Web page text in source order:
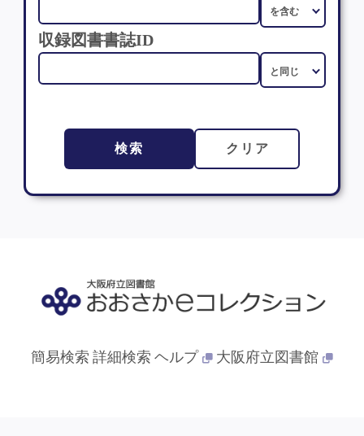
収録図書書誌ID
検索 クリア
簡易検索 詳細検索 ヘルプ 大阪府立図書館